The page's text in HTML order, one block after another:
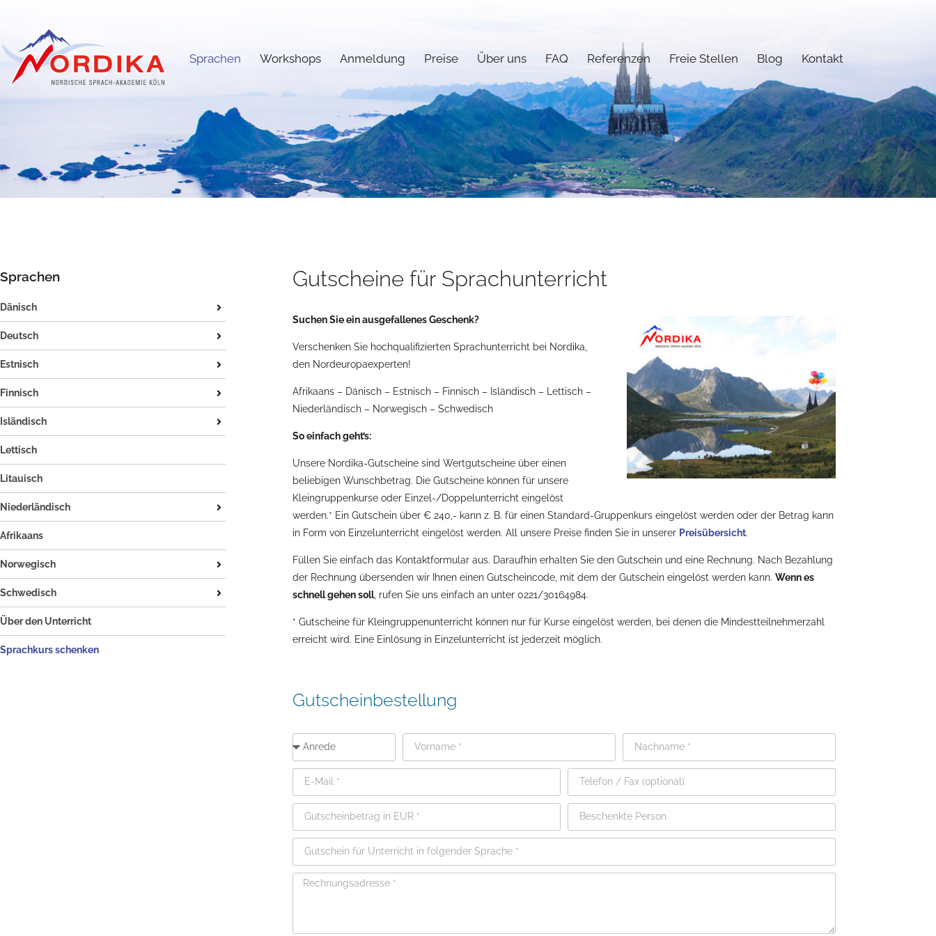
Sprachen Workshops Anmeldung Preise Über uns FAQ Referenzen Freie Stellen Blog Kontakt
Sprachen
Dänisch
Einzel- und Doppelunterricht
Die dänische Sprache
Deutsch
Tysk / saksa
Tysk for nordmenn
Estnisch
Einzel- und Doppelunterricht
Finnisch
Einzel- und Doppelunterricht
Die finnische Sprache
Isländisch
Isländischkurse auf Island
Einzel- und Doppelunterricht
Die isländische Sprache
Lettisch
Litauisch
Niederländisch
CNaVT
Einzel- und Doppelunterricht
Die niederländische Sprache
Afrikaans
Norwegisch
Norwegischkurse in Norwegen
Einzel- und Doppelunterricht
Die norwegische Sprache
Unterrichtsmaterial
Schwedisch
Einzel- und Doppelunterricht
Schwedischkurse in Schweden
Über den Unterricht
Sprachkurs schenken
Gutscheine für Sprachunterricht
Suchen Sie ein ausgefallenes Geschenk?
Verschenken Sie hochqualifizierten Sprachunterricht bei Nordika,
den Nordeuropaexperten!
Afrikaans – Dänisch – Estnisch – Finnisch – Isländisch – Lettisch –
Niederländisch – Norwegisch – Schwedisch
So einfach geht’s:
Unsere Nordika-Gutscheine sind Wertgutscheine über einen
beliebigen Wunschbetrag. Die Gutscheine können für unsere
Kleingruppenkurse oder Einzel-/Doppelunterricht eingelöst
werden.* Ein Gutschein über € 240,- kann z. B. für einen Standard-Gruppenkurs eingelöst werden oder der Betrag kann
in Form von Einzelunterricht eingelöst werden. All unsere Preise finden Sie in unserer Preisübersicht.
Füllen Sie einfach das Kontaktformular aus. Daraufhin erhalten Sie den Gutschein und eine Rechnung. Nach Bezahlung
der Rechnung übersenden wir Ihnen einen Gutscheincode, mit dem der Gutschein eingelöst werden kann. Wenn es
schnell gehen soll, rufen Sie uns einfach an unter 0221/30164984.
* Gutscheine für Kleingruppenunterricht können nur für Kurse eingelöst werden, bei denen die Mindestteilnehmerzahl
erreicht wird. Eine Einlösung in Einzelunterricht ist jederzeit möglich.
Gutscheinbestellung